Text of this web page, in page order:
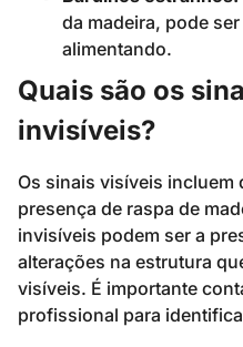
da madeira, pode
alimentando.
Quais são os
invisíveis?
Os sinais visíveis incluem
presença de raspa de
invisíveis podem ser a
alterações na estrutura
visíveis. É importante
profissional para